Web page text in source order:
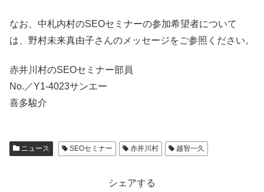
なお、中札内村のSEOセミナーの参加希望者について
は、野村未来真由子さんのメッセージをご参照ください。
赤井川村のSEOセミナー部員
No.／Y1-4023サンエー
喜多駿介
ニュース SEOセミナー 赤井川村 越智一久
シェアする